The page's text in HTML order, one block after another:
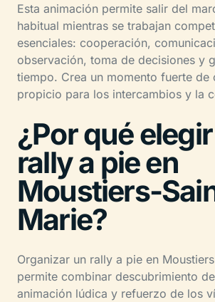
Esta animación permite salir del
habitual mientras se trabajan
esenciales: cooperación,
observación, toma de decisiones y
tiempo. Crea un momento fuerte de
propicio para los intercambios y la
¿Por qué
rally a pie en
Moustiers-
Marie?
Organizar un rally a pie en
permite combinar descubrimiento
animación lúdica y refuerzo de los